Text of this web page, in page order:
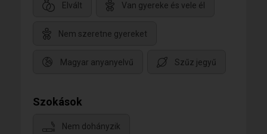
Elvált Van gyereke és vele él
Nem szeretne gyereket
Magyar anyanyelvű Szűz jegyű
Szokások
Nem dohányzik